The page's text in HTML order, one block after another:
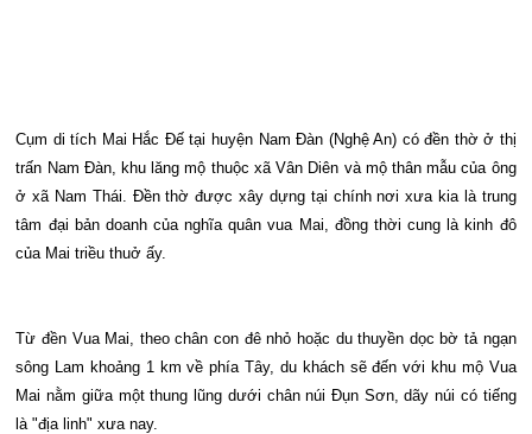
Cụm di tích Mai Hắc Đế tại huyện Nam Đàn (Nghệ An) có đền thờ ở thị
trấn Nam Đàn, khu lăng mộ thuộc xã Vân Diên và mộ thân mẫu của ông
ở xã Nam Thái. Đền thờ được xây dựng tại chính nơi xưa kia là trung
tâm đại bản doanh của nghĩa quân vua Mai, đồng thời cung là kinh đô
của Mai triều thuở ấy.
Từ đền Vua Mai, theo chân con đê nhỏ hoặc du thuyền dọc bờ tả ngạn
sông Lam khoảng 1 km về phía Tây, du khách sẽ đến với khu mộ Vua
Mai nằm giữa một thung lũng dưới chân núi Đụn Sơn, dãy núi có tiếng
là "địa linh" xưa nay.